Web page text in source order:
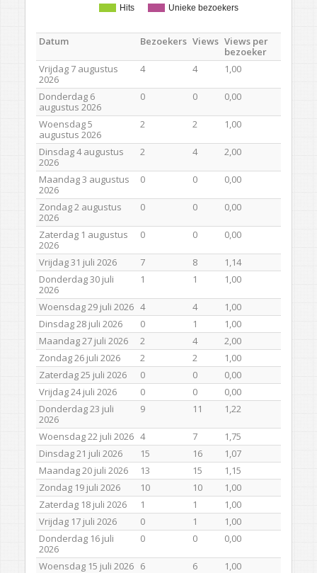
Hits Unieke bezoekers
Datum Bezoekers Views Views per
bezoeker
Vrijdag 7 augustus
2026
4 4 1,00
Donderdag 6
augustus 2026
0 0 0,00
Woensdag 5
augustus 2026
2 2 1,00
Dinsdag 4 augustus
2026
2 4 2,00
Maandag 3 augustus
2026
0 0 0,00
Zondag 2 augustus
2026
0 0 0,00
Zaterdag 1 augustus
2026
0 0 0,00
Vrijdag 31 juli 2026 7 8
1,14
Donderdag 30 juli
2026
1 1 1,00
Woensdag 29 juli 2026 4 4
1,00
Dinsdag 28 juli 2026
0 1
1,00
Maandag 27 juli 2026
2 4
2,00
Zondag 26 juli 2026
2 2
1,00
Zaterdag 25 juli 2026
0 0
0,00
Vrijdag 24 juli 2026
0 0
0,00
Donderdag 23 juli
2026
9 11 1,22
Woensdag 22 juli 2026 4 7
1,75
Dinsdag 21 juli 2026
15 16
1,07
Maandag 20 juli 2026
13 15
1,15
Zondag 19 juli 2026
10 10
1,00
Zaterdag 18 juli 2026
1 1
1,00
Vrijdag 17 juli 2026
0 1
1,00
Donderdag 16 juli
2026
0 0 0,00
Woensdag 15 juli 2026 6 6 1,00